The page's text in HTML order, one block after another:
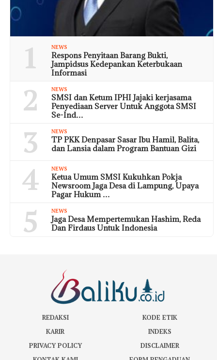
1 NEWS
Respons Penyitaan Barang Bukti,
Jampidsus Kedepankan Keterbukaan
Informasi
2 NEWS
SMSI dan Ketum IPHI Jajaki kerjasama
Penyediaan Server Untuk Anggota SMSI
Se-Ind…
3 NEWS
TP PKK Denpasar Sasar Ibu Hamil, Balita,
dan Lansia dalam Program Bantuan Gizi
4 NEWS
Ketua Umum SMSI Kukuhkan Pokja
Newsroom Jaga Desa di Lampung, Upaya
Pagar Hukum …
5 NEWS
Jaga Desa Mempertemukan Hashim, Reda
Dan Firdaus Untuk Indonesia
REDAKSI
KODE ETIK
KARIR
INDEKS
PRIVACY POLICY
DISCLAIMER